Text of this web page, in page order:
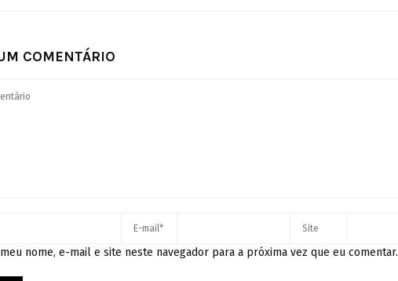
COMENTÁRIO
nome, e-mail e site neste navegador para a próxima vez que eu comentar.